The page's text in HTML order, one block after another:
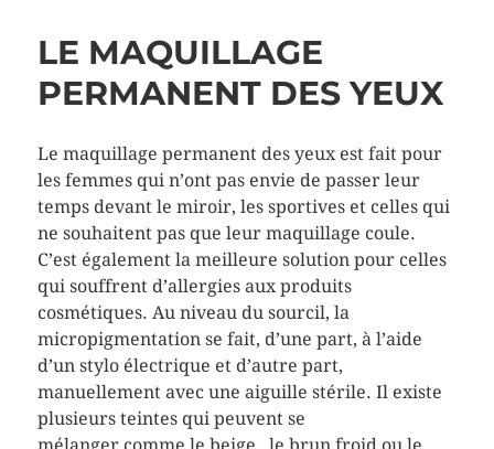
LE MAQUILLAGE
PERMANENT DES YEUX
Le maquillage permanent des yeux est fait pour
les femmes qui n’ont pas envie de passer leur
temps devant le miroir, les sportives et celles qui
ne souhaitent pas que leur maquillage coule.
C’est également la meilleure solution pour celles
qui souffrent d’allergies aux produits
cosmétiques. Au niveau du sourcil, la
micropigmentation se fait, d’une part, à l’aide
d’un stylo électrique et d’autre part,
manuellement avec une aiguille stérile. Il existe
plusieurs teintes qui peuvent se
mélanger comme le beige, le brun froid ou le